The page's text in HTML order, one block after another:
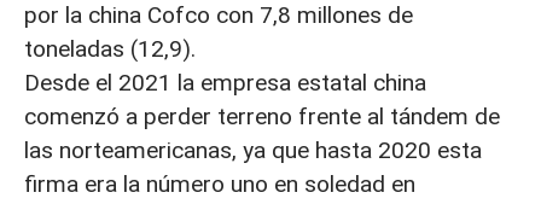
por la china Cofco con 7,8 millones de
toneladas (12,9).
Desde el 2021 la empresa estatal china
comenzó a perder terreno frente al tándem de
las norteamericanas, ya que hasta 2020 esta
firma era la número uno en soledad en